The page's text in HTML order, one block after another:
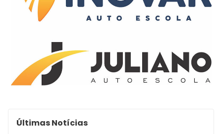
Últimas Notícias